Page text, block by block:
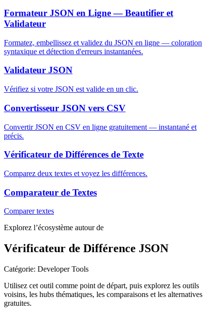
Formateur JSON en Ligne — Beautifier et
Validateur
Formatez, embellissez et validez du JSON en ligne — coloration
syntaxique et détection d'erreurs instantanées.
Validateur JSON
Vérifiez si votre JSON est valide en un clic.
Convertisseur JSON vers CSV
Convertir JSON en CSV en ligne gratuitement — instantané et
précis.
Vérificateur de Différences de Texte
Comparez deux textes et voyez les différences.
Comparateur de Textes
Comparer textes
Explorez l’écosystème autour de
Vérificateur de Différence JSON
Catégorie: Developer Tools
Utilisez cet outil comme point de départ, puis explorez les outils
voisins, les hubs thématiques, les comparaisons et les alternatives
gratuites.